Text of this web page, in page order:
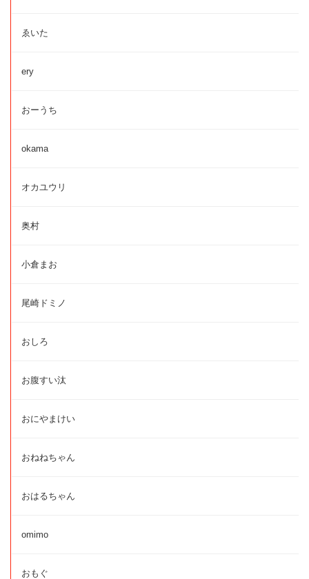
ゑいた
ery
おーうち
okama
オカユウリ
奥村
小倉まお
尾崎ドミノ
おしろ
お腹すい汰
おにやまけい
おねねちゃん
おはるちゃん
omimo
おもぐ